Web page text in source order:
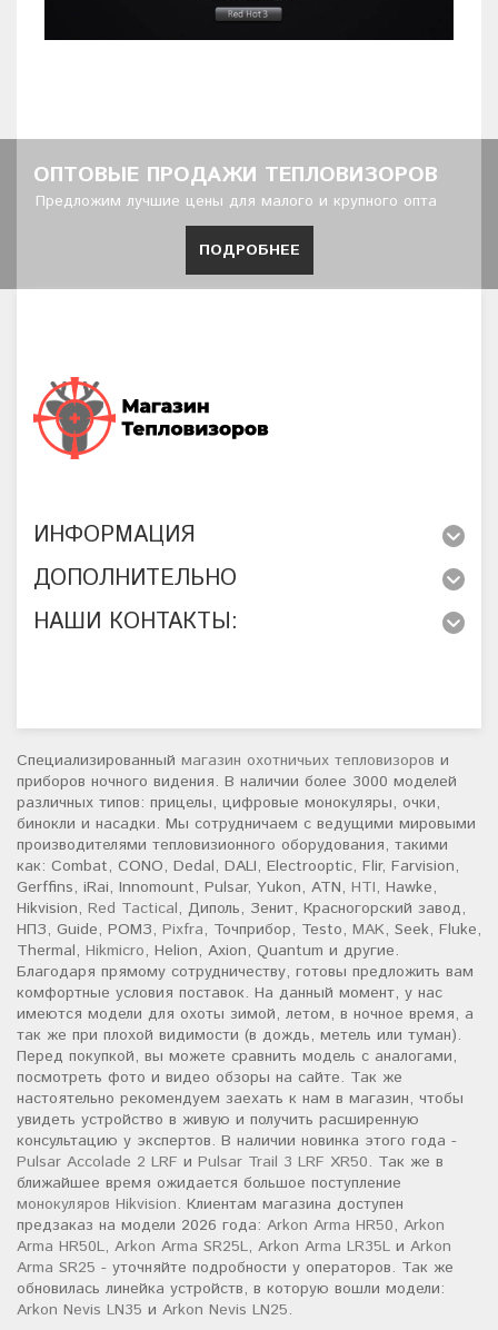
ОПТОВЫЕ ПРОДАЖИ ТЕПЛОВИЗОРОВ
Предложим лучшие цены для малого и крупного опта
ПОДРОБНЕЕ
ИНФОРМАЦИЯ
ДОПОЛНИТЕЛЬНО
НАШИ КОНТАКТЫ:
Специализированный магазин охотничьих тепловизоров и
приборов ночного видения. В наличии более 3000 моделей
различных типов: прицелы, цифровые монокуляры, очки,
бинокли и насадки. Мы сотрудничаем с ведущими мировыми
производителями тепловизионного оборудования, такими
как: Combat, CONO, Dedal, DALI, Electrooptic, Flir, Farvision,
Gerffins, iRai, Innomount, Pulsar, Yukon, ATN, HTI, Hawke,
Hikvision, Red Tactical, Диполь, Зенит, Красногорский завод,
НПЗ, Guide, РОМЗ, Pixfra, Точприбор, Testo, MAK, Seek, Fluke,
Thermal, Hikmicro, Helion, Axion, Quantum и другие.
Благодаря прямому сотрудничеству, готовы предложить вам
комфортные условия поставок. На данный момент, у нас
имеются модели для охоты зимой, летом, в ночное время, а
так же при плохой видимости (в дождь, метель или туман).
Перед покупкой, вы можете сравнить модель с аналогами,
посмотреть фото и видео обзоры на сайте. Так же
настоятельно рекомендуем заехать к нам в магазин, чтобы
увидеть устройство в живую и получить расширенную
консультацию у экспертов. В наличии новинка этого года -
Pulsar Accolade 2 LRF и Pulsar Trail 3 LRF XR50. Так же в
ближайшее время ожидается большое поступление
монокуляров Hikvision. Клиентам магазина доступен
предзаказ на модели 2026 года: Arkon Arma HR50, Arkon
Arma HR50L, Arkon Arma SR25L, Arkon Arma LR35L и Arkon
Arma SR25 - уточняйте подробности у операторов. Так же
обновилась линейка устройств, в которую вошли модели:
Arkon Nevis LN35 и Arkon Nevis LN25.